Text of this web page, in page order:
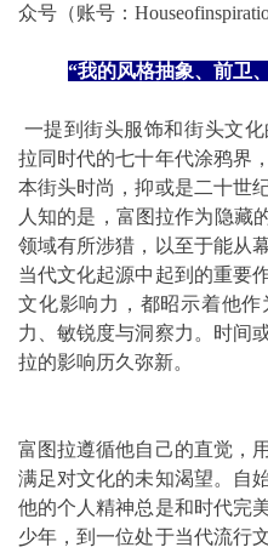
众号（账号：
“我的风格抽象、前卫
一提到街头服饰和街头文
拉同时代的七十年代涂鸦界
本街头时尚，抑或是二十世
人知的是，富图拉作为隐藏
领域有所涉猎，以至于能从
当代文化起源中起到的重要
文化影响力，都昭示着他
力、敏锐度与洞察力。时间
拉的影响历久弥新。
富图拉遵循他自己的直觉，
满足对文化的未知渴望。自
他的个人精神总是和时代完
少年，到一位处于当代流行